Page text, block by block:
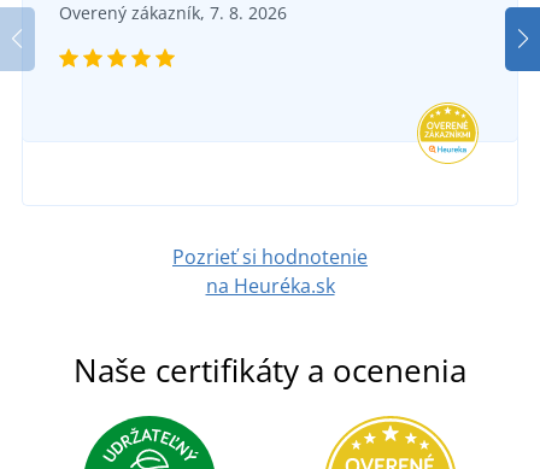
Overený zákazník, 7. 8. 2026
Pozrieť si hodnotenie
na Heuréka.sk
Naše certifikáty a ocenenia